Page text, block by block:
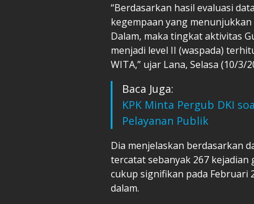
“Berdasarkan hasil evaluasi
kegempaan yang
Dalam, maka tingkat aktivitas
menjadi level II (waspada)
WITA,” ujar Lana, Selasa (10/3/
Baca Juga:
KPK Minta Pergub DKI
Pelayanan Publik
Dia menjelaskan berdasarkan
tercatat sebanyak 267
cukup signifikan pada Februari
dalam.